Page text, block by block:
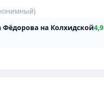
на Колхидской4,9